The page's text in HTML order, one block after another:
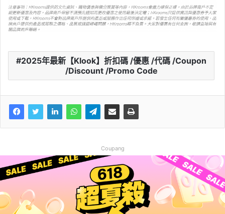
2025年最新【Klook】折扣碼 /優惠 /代碼 /Coupon
/Discount /Promo Code
Coupang